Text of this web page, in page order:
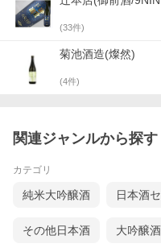
(33件)
菊池酒造(燦然)
(4件)
関連ジャンルから探す
カテゴリ
純米大吟醸酒 日本酒
その他日本酒 大吟醸酒